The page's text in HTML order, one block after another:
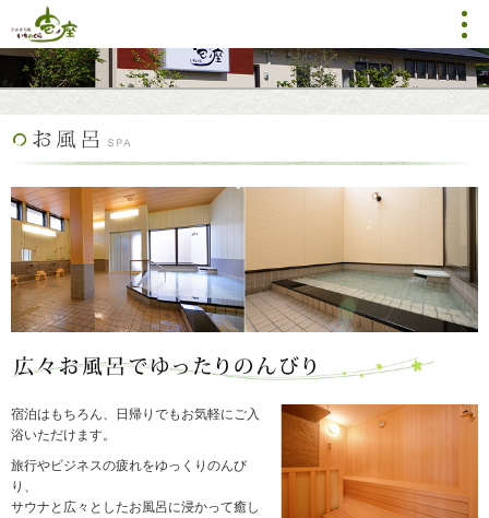
ト
プ
ジ
ご
宿
泊
お
料
理
呂
宿泊はもちろん、日帰りでもお気軽にご入
浴いただけます。
旅行やビジネスの疲れをゆっくりのんび
り、
サウナと広々としたお風呂に浸かって癒し